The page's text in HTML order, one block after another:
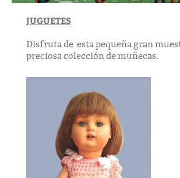
JUGUETES
Disfruta de esta pequeña gran
preciosa colección de muñecas.